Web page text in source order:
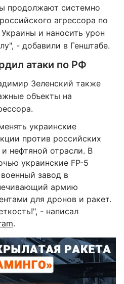
продолжают системно
агрессора по
и наносить урон
- добавили в Генштабе.
атаки по РФ
Зеленский также
объекты на
украинские
против российских
нефтяной отрасли. В
украинские FP-5
завод в
армию
для дронов и ракет.
- написал
.